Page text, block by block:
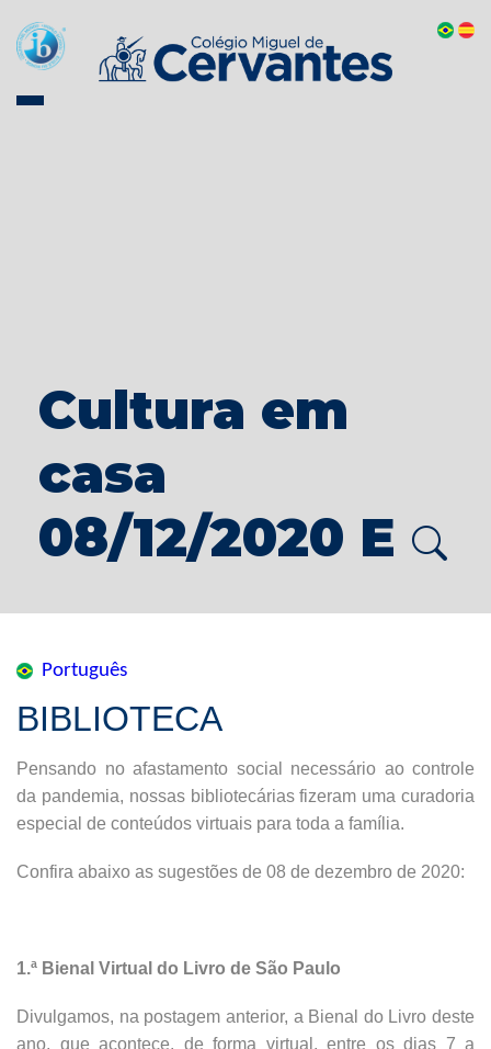
Cultura em
casa
08/12/2020 E
Português
BIBLIOTECA
Pensando no afastamento social necessário ao controle
da pandemia, nossas bibliotecárias fizeram uma curadoria
especial de conteúdos virtuais para toda a família.
Confira abaixo as sugestões de 08 de dezembro de 2020:
1.ª Bienal Virtual do Livro de São Paulo
Divulgamos, na postagem anterior, a Bienal do Livro deste
ano, que acontece, de forma virtual, entre os dias 7 a